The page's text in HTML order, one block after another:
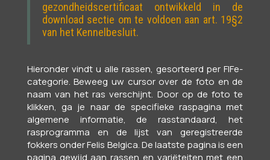
gezondheidscertificaat ontwikkeld in de
download sectie om te voldoen aan art. 19§2
van het Kennelbesluit.
Hieronder vindt u alle rassen, gesorteerd per FIFe-
categorie. Beweeg uw cursor over de foto en de
naam van het ras verschijnt. Door op de foto te
klikken, ga je naar de specifieke raspagina met
algemene informatie, de rasstandaard, het
rasprogramma en de lijst van geregistreerde
fokkers onder Felis Belgica. De laatste pagina is een